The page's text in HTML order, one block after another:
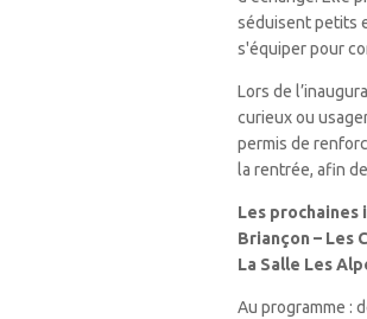
séduisent petits
s'équiper pour
Lors de
curieux ou
permis de
la rentrée, afin
Les prochaines
Briançon – Les
La Salle Les
Au programme :